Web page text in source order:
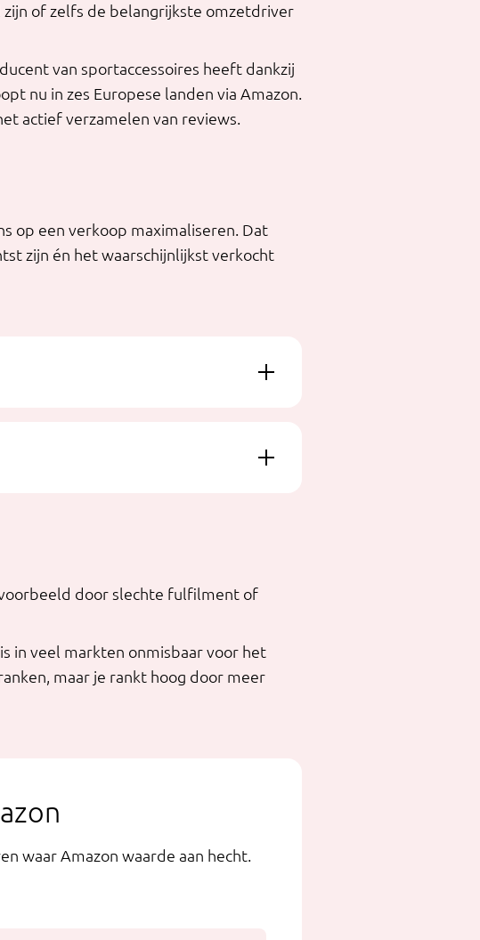
zijn of zelfs de belangrijkste omzetdriver
van sportaccessoires heeft dankzij
nu in zes Europese landen via Amazon.
actief verzamelen van reviews.
op een verkoop maximaliseren. Dat
zijn én het waarschijnlijkst verkocht
door slechte fulfilment of
in veel markten onmisbaar voor het
maar je rankt hoog door meer
waar Amazon waarde aan hecht.